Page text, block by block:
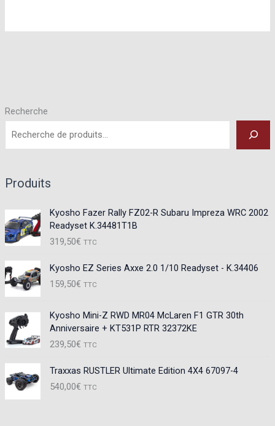
Recherche
Produits
Kyosho Fazer Rally FZ02-R Subaru Impreza WRC 2002
Readyset K.34481T1B
319,50€ TTC
Kyosho EZ Series Axxe 2.0 1/10 Readyset - K.34406
159,50€ TTC
Kyosho Mini-Z RWD MR04 McLaren F1 GTR 30th
Anniversaire + KT531P RTR 32372KE
239,50€ TTC
Traxxas RUSTLER Ultimate Edition 4X4 67097-4
540,00€ TTC